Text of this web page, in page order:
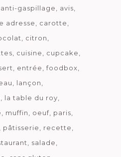
anti-gaspillage
avis
adresse
carotte
citron
cuisine
cupcake
entrée
foodbox
lançon
la table du roy
muffin oeuf paris
pâtisserie
recette
salade